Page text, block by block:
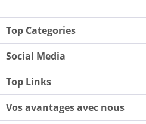
Top Categories
Social Media
Top Links
Vos avantages avec nous